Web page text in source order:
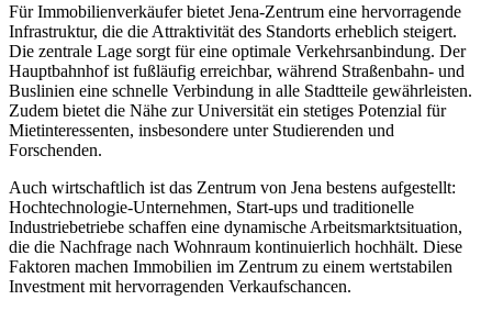
Für Immobilienverkäufer bietet Jena-Zentrum eine hervorragende
Infrastruktur, die die Attraktivität des Standorts erheblich steigert.
Die zentrale Lage sorgt für eine optimale Verkehrsanbindung. Der
Hauptbahnhof ist fußläufig erreichbar, während Straßenbahn- und
Buslinien eine schnelle Verbindung in alle Stadtteile gewährleisten.
Zudem bietet die Nähe zur Universität ein stetiges Potenzial für
Mietinteressenten, insbesondere unter Studierenden und
Forschenden.
Auch wirtschaftlich ist das Zentrum von Jena bestens aufgestellt:
Hochtechnologie-Unternehmen, Start-ups und traditionelle
Industriebetriebe schaffen eine dynamische Arbeitsmarktsituation,
die die Nachfrage nach Wohnraum kontinuierlich hochhält. Diese
Faktoren machen Immobilien im Zentrum zu einem wertstabilen
Investment mit hervorragenden Verkaufschancen.